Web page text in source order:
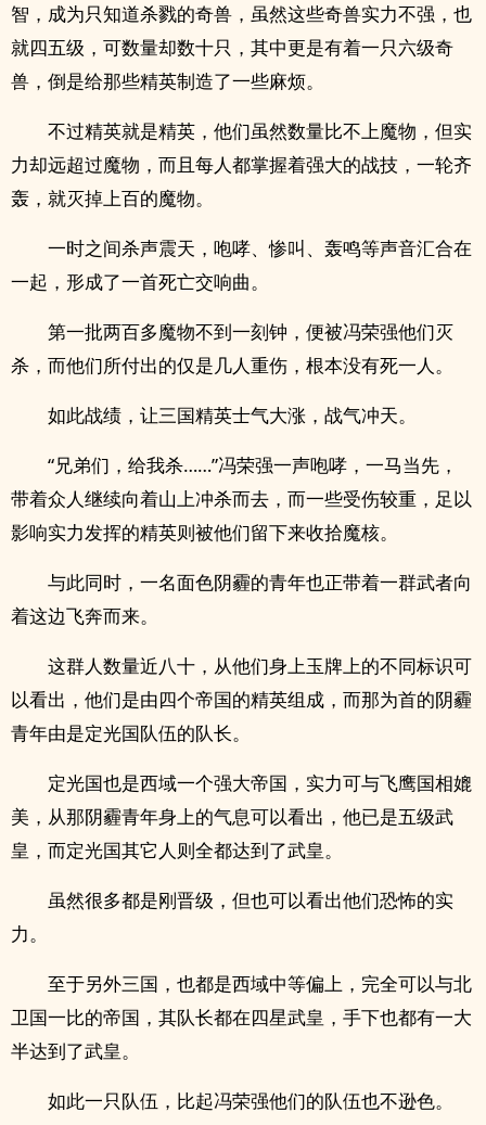
智，成为只知道杀戮的奇兽，虽然这些奇兽实力不强，也
就四五级，可数量却数十只，其中更是有着一只六级奇
兽，倒是给那些精英制造了一些麻烦。
不过精英就是精英，他们虽然数量比不上魔物，但实
力却远超过魔物，而且每人都掌握着强大的战技，一轮齐
轰，就灭掉上百的魔物。
一时之间杀声震天，咆哮、惨叫、轰鸣等声音汇合在
一起，形成了一首死亡交响曲。
第一批两百多魔物不到一刻钟，便被冯荣强他们灭
杀，而他们所付出的仅是几人重伤，根本没有死一人。
如此战绩，让三国精英士气大涨，战气冲天。
“兄弟们，给我杀……”冯荣强一声咆哮，一马当先，
带着众人继续向着山上冲杀而去，而一些受伤较重，足以
影响实力发挥的精英则被他们留下来收拾魔核。
与此同时，一名面色阴霾的青年也正带着一群武者向
着这边飞奔而来。
这群人数量近八十，从他们身上玉牌上的不同标识可
以看出，他们是由四个帝国的精英组成，而那为首的阴霾
青年由是定光国队伍的队长。
定光国也是西域一个强大帝国，实力可与飞鹰国相媲
美，从那阴霾青年身上的气息可以看出，他已是五级武
皇，而定光国其它人则全都达到了武皇。
虽然很多都是刚晋级，但也可以看出他们恐怖的实
力。
至于另外三国，也都是西域中等偏上，完全可以与北
卫国一比的帝国，其队长都在四星武皇，手下也都有一大
半达到了武皇。
如此一只队伍，比起冯荣强他们的队伍也不逊色。